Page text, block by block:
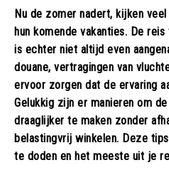
Nu de zomer nadert, kijken
hun komende vakanties. De
is echter niet altijd even
douane, vertragingen van
ervoor zorgen dat de ervaring
Gelukkig zijn er manieren om
draaglijker te maken zonder
belastingvrij winkelen. Deze
te doden en het meeste uit je